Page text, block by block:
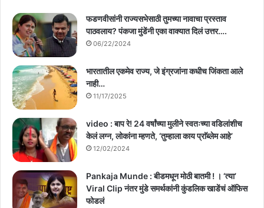
फडणवीसांनी राज्यसभेसाठी तुमच्या नावाचा प्रस्ताव
पाठवलाय? पंकजा मुंडेंनी एका वाक्यात दिलं उत्तर….
06/22/2024
भारतातील एकमेव राज्य, जे इंग्रजांना कधीच जिंकता आले
नाही…
11/17/2025
video : बाप रे! 24 वर्षांच्या मुलीने स्वतःच्या वडिलांशीच
केलं लग्न, लोकांना म्हणते, ‘तुम्हाला काय प्राॅब्लेम आहे’
12/02/2024
Pankaja Munde : बीडमधून मोठी बातमी ! । ‘त्या’
Viral Clip नंतर मुंडे समर्थकांनी कुंडलिक खाडेंचं ऑफिस
फोडलं